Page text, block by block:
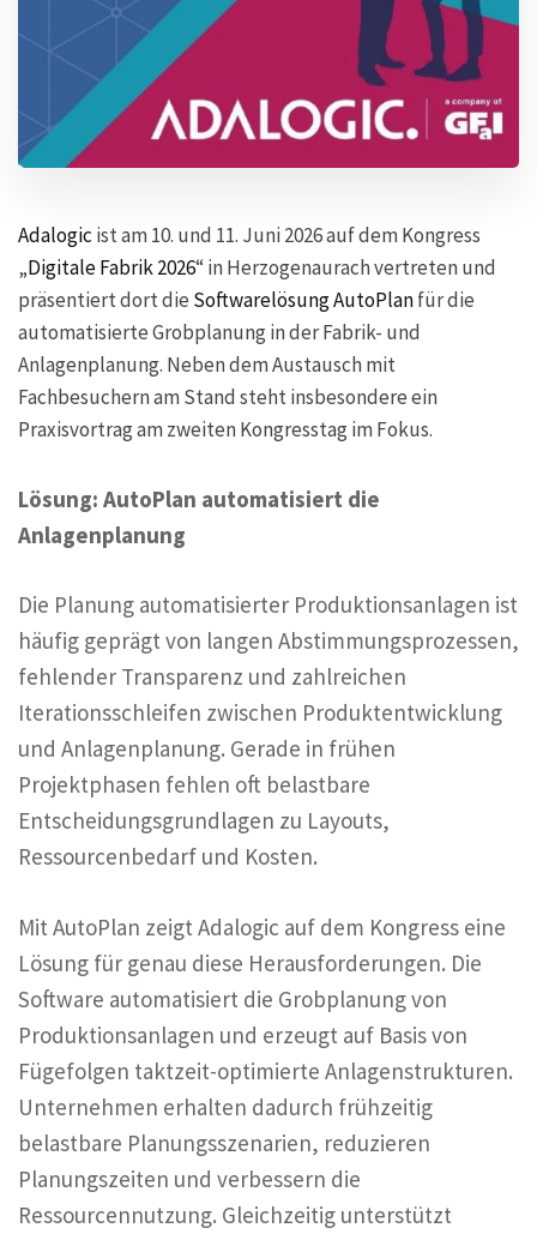
Adalogic ist am 10. und 11. Juni 2026 auf dem Kongress
„Digitale Fabrik 2026“ in Herzogenaurach vertreten und
präsentiert dort die Softwarelösung AutoPlanfür die
automatisierte Grobplanung in der Fabrik- und
Anlagenplanung. Neben dem Austausch mit
Fachbesuchern am Stand steht insbesondere ein
Praxisvortrag am zweiten Kongresstag im Fokus.
Lösung: AutoPlan automatisiert die
Anlagenplanung
Die Planung automatisierter Produktionsanlagen ist
häufig geprägt von langen Abstimmungsprozessen,
fehlender Transparenz und zahlreichen
Iterationsschleifen zwischen Produktentwicklung
und Anlagenplanung. Gerade in frühen
Projektphasen fehlen oft belastbare
Entscheidungsgrundlagen zu Layouts,
Ressourcenbedarf und Kosten.
Mit AutoPlan zeigt Adalogic auf dem Kongress eine
Lösung für genau diese Herausforderungen. Die
Software automatisiert die Grobplanung von
Produktionsanlagen und erzeugt auf Basis von
Fügefolgen taktzeit-optimierte Anlagenstrukturen.
Unternehmen erhalten dadurch frühzeitig
belastbare Planungsszenarien, reduzieren
Planungszeiten und verbessern die
Ressourcennutzung. Gleichzeitig unterstützt